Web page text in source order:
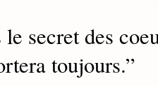
secret des
toujours.”